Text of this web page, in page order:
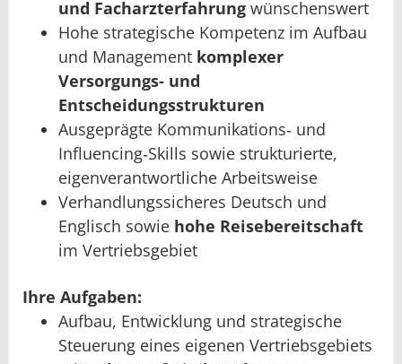
und Facharzterfahrung wünschenswert
Hohe strategische Kompetenz im Aufbau
und Management komplexer
Versorgungs- und
Entscheidungsstrukturen
Ausgeprägte Kommunikations‑ und
Influencing‑Skills sowie strukturierte,
eigenverantwortliche Arbeitsweise
Verhandlungssicheres Deutsch und
Englisch sowie hohe Reisebereitschaft
im Vertriebsgebiet
Ihre Aufgaben:
Aufbau, Entwicklung und strategische
Steuerung eines eigenen Vertriebsgebiets